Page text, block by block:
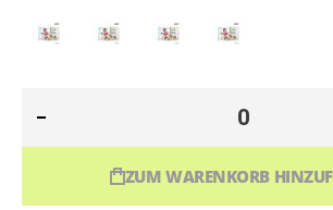
ZUM WARENKORB